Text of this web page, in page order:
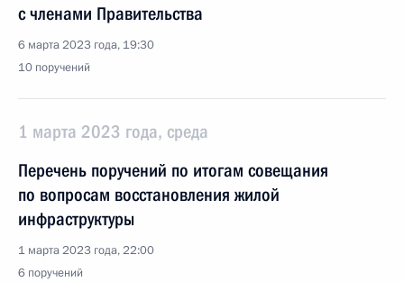
с членами Правительства
6 марта 2023 года, 19:30
10 поручений
1 марта 2023 года, среда
Перечень поручений по итогам совещания
по вопросам восстановления жилой
инфраструктуры
1 марта 2023 года, 22:00
6 поручений